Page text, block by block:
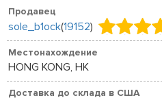
Продавец
sole_b1ock(19152)
Местонахождение
HONG KONG, HK
Доставка до склада в США